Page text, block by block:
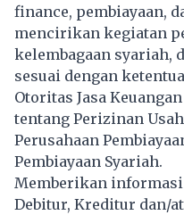
finance, pembiayaan,
mencirikan kegiatan
kelembagaan syariah,
sesuai dengan
Otoritas Jasa
tentang Perizinan
Perusahaan
Pembiayaan Syariah.
Memberikan informasi
Debitur, Kreditur dan/